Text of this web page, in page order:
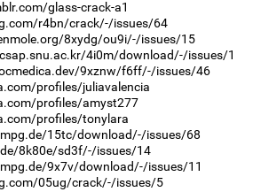
glass-crack-a1
r4bn/crack/-/issues/64
8xydg/ou9i/-/issues/15
4i0m/download/-/issues/1
9xznw/f6ff/-/issues/46
profiles/juliavalencia
profiles/amyst277
profiles/tonylara
15tc/download/-/issues/68
8k80e/sd3f/-/issues/14
9x7v/download/-/issues/11
05ug/crack/-/issues/5